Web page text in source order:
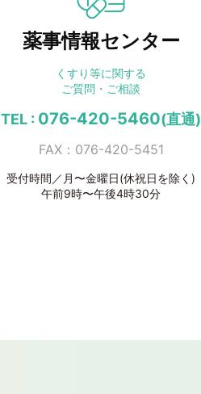
薬事情報センター
くすり等に関する
ご質問・ご相談
TEL : 076-420-5460(直通)
FAX：076-420-5451
受付時間／月〜金曜日(休祝日を除く)
午前9時〜午後4時30分